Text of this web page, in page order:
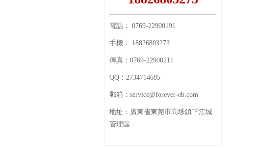
電話： 0769-22900191
手機： 18826803273
傳真： 0769-22900211
QQ： 2734714685
郵箱： service@forever-eb.com
地址： 廣東省東莞市高埗鎮下江城
管理區